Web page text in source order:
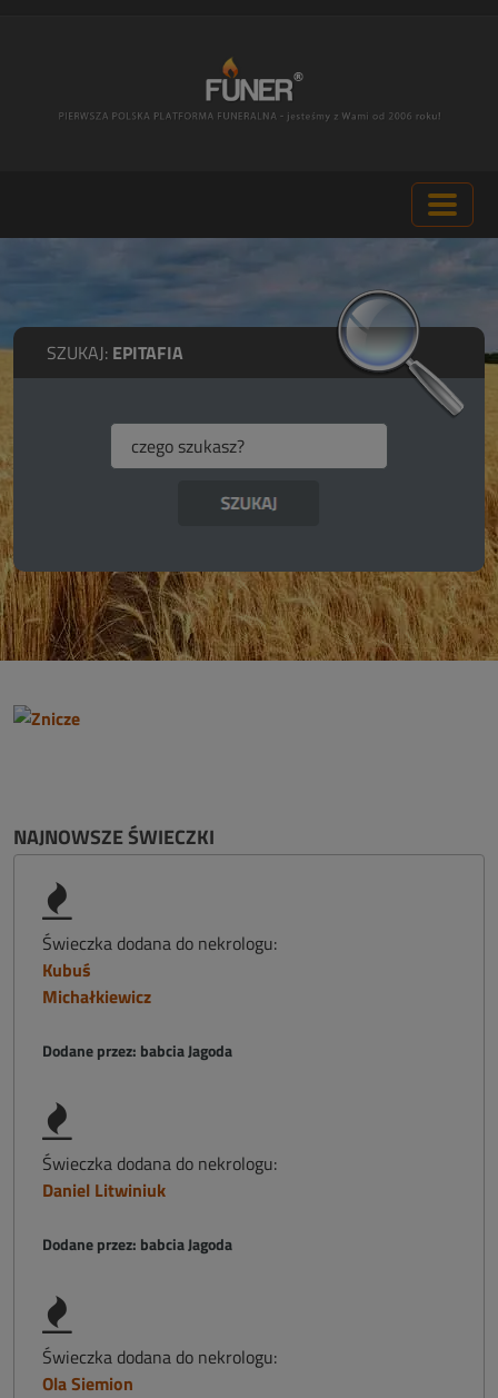
SZUKAJ: EPITAFIA
NAJNOWSZE ŚWIECZKI
Świeczka dodana do nekrologu:
Kubuś
Michałkiewicz
Dodane przez: babcia Jagoda
Świeczka dodana do nekrologu:
Daniel Litwiniuk
Dodane przez: babcia Jagoda
Świeczka dodana do nekrologu:
Ola Siemion